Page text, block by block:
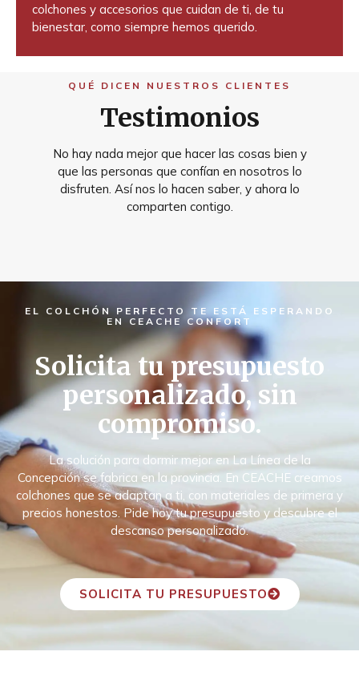
colchones y accesorios que cuidan de ti, de tu
bienestar, como siempre hemos querido.
QUÉ DICEN NUESTROS CLIENTES
Testimonios
No hay nada mejor que hacer las cosas bien y
que las personas que confían en nosotros lo
disfruten. Así nos lo hacen saber, y ahora lo
comparten contigo.
EL COLCHÓN PERFECTO TE ESTÁ ESPERANDO
EN CEACHE CONFORT
Solicita tu presupuesto
personalizado, sin
compromiso.
La solución para dormir mejor en La Línea de la
Concepción se fabrica en la provincia. En CEACHE creamos
colchones que se adaptan a ti, con materiales de primera y
precios honestos. Pide hoy tu presupuesto y descubre el
descanso personalizado.
SOLICITA TU PRESUPUESTO